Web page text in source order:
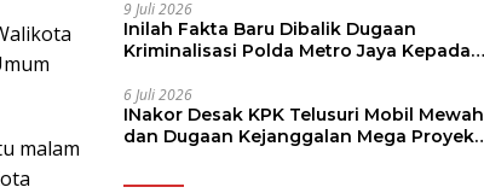
malam
9 Juli 2026
Inilah Fakta Baru Dibalik Dugaan
Kriminalisasi Polda Metro Jaya Kepada
6 Juli 2026
INakor Desak KPK Telusuri Mobil Mewah
dan Dugaan Kejanggalan Mega Proyek